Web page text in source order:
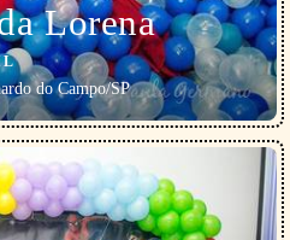
Lorena
do Campo/SP